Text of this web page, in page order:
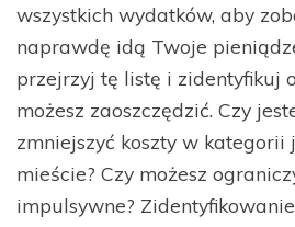
wszystkich wydatków, aby
naprawdę idą Twoje
przejrzyj tę listę i zidentyfikuj
możesz zaoszczędzić. Czy
zmniejszyć koszty w kategorii
mieście? Czy możesz
impulsywne?